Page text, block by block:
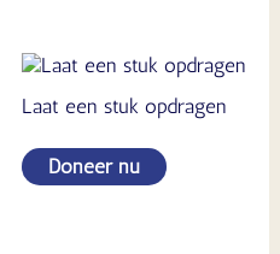
Laat een stuk opdragen
Doneer nu